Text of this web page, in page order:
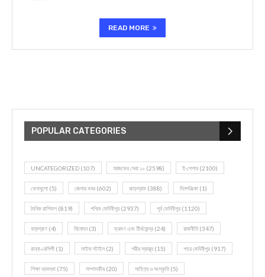
READ MORE
POPULAR CATEGORIES
UNCATEGORIZED (107) আজকের সেরা ১০ (2598) ই-পেপার (2100)
খেলাধূলো (5) জেলার খবর (602) ঝাড়গ্রাম (388) দিনপঞ্জিকা (1)
দৈনিক রাশিফল (819) পশ্চিম মেদিনীপুর (2937) পূর্ব মেদিনীপুর (1120)
বন্যপ্রাণ (4) বিনোদন(3) ভ্রমণ এবং তীর্থকেন্দ্র (24) রাজনীতি(347)
রান্না-রেসিপী (1) লাইফ স্টাইল (2) শরীর স্বাস্থ্য (15) শহর মেদিনীপুর (917)
শিক্ষা ব্যবস্থা (75) সম্পাদকীয় (20) সাহিত্য ও সংস্কৃতি(5)